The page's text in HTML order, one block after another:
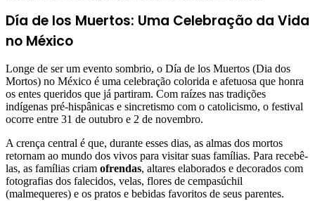
Día de los Muertos: Uma Celebração da Vida
no México
Longe de ser um evento sombrio, o Día de los Muertos (Dia dos
Mortos) no México é uma celebração colorida e afetuosa que honra
os entes queridos que já partiram. Com raízes nas tradições
indígenas pré-hispânicas e sincretismo com o catolicismo, o festival
ocorre entre 31 de outubro e 2 de novembro.
A crença central é que, durante esses dias, as almas dos mortos
retornam ao mundo dos vivos para visitar suas famílias. Para recebê-
las, as famílias criam ofrendas, altares elaborados e decorados com
fotografias dos falecidos, velas, flores de cempasúchil
(malmequeres) e os pratos e bebidas favoritos de seus parentes.